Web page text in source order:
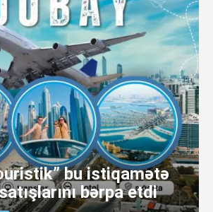
bu istiqamətə
bərpa etdi